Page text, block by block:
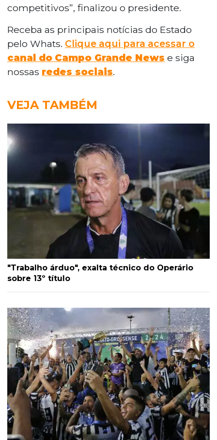
competitivos”, finalizou o presidente.
Receba as principais notícias do Estado
pelo Whats. Clique aqui para acessar o
canal do Campo Grande News e siga
nossas redes sociais.
VEJA TAMBÉM
"Trabalho árduo", exalta técnico do Operário
sobre 13º título